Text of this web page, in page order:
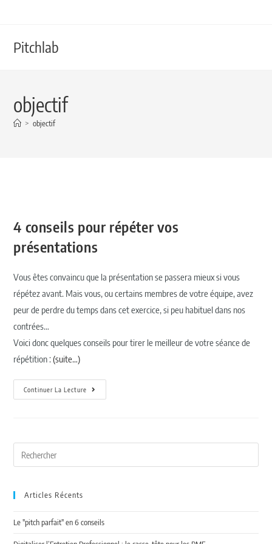
Pitchlab
objectif
> objectif
4 conseils pour répéter vos
présentations
Vous êtes convaincu que la présentation se passera mieux si vous
répétez avant. Mais vous, ou certains membres de votre équipe, avez
peur de perdre du temps dans cet exercice, si peu habituel dans nos
contrées…
Voici donc quelques conseils pour tirer le meilleur de votre séance de
répétition :(suite…)
Continuer La Lecture
Articles Récents
Le "pitch parfait" en 6 conseils